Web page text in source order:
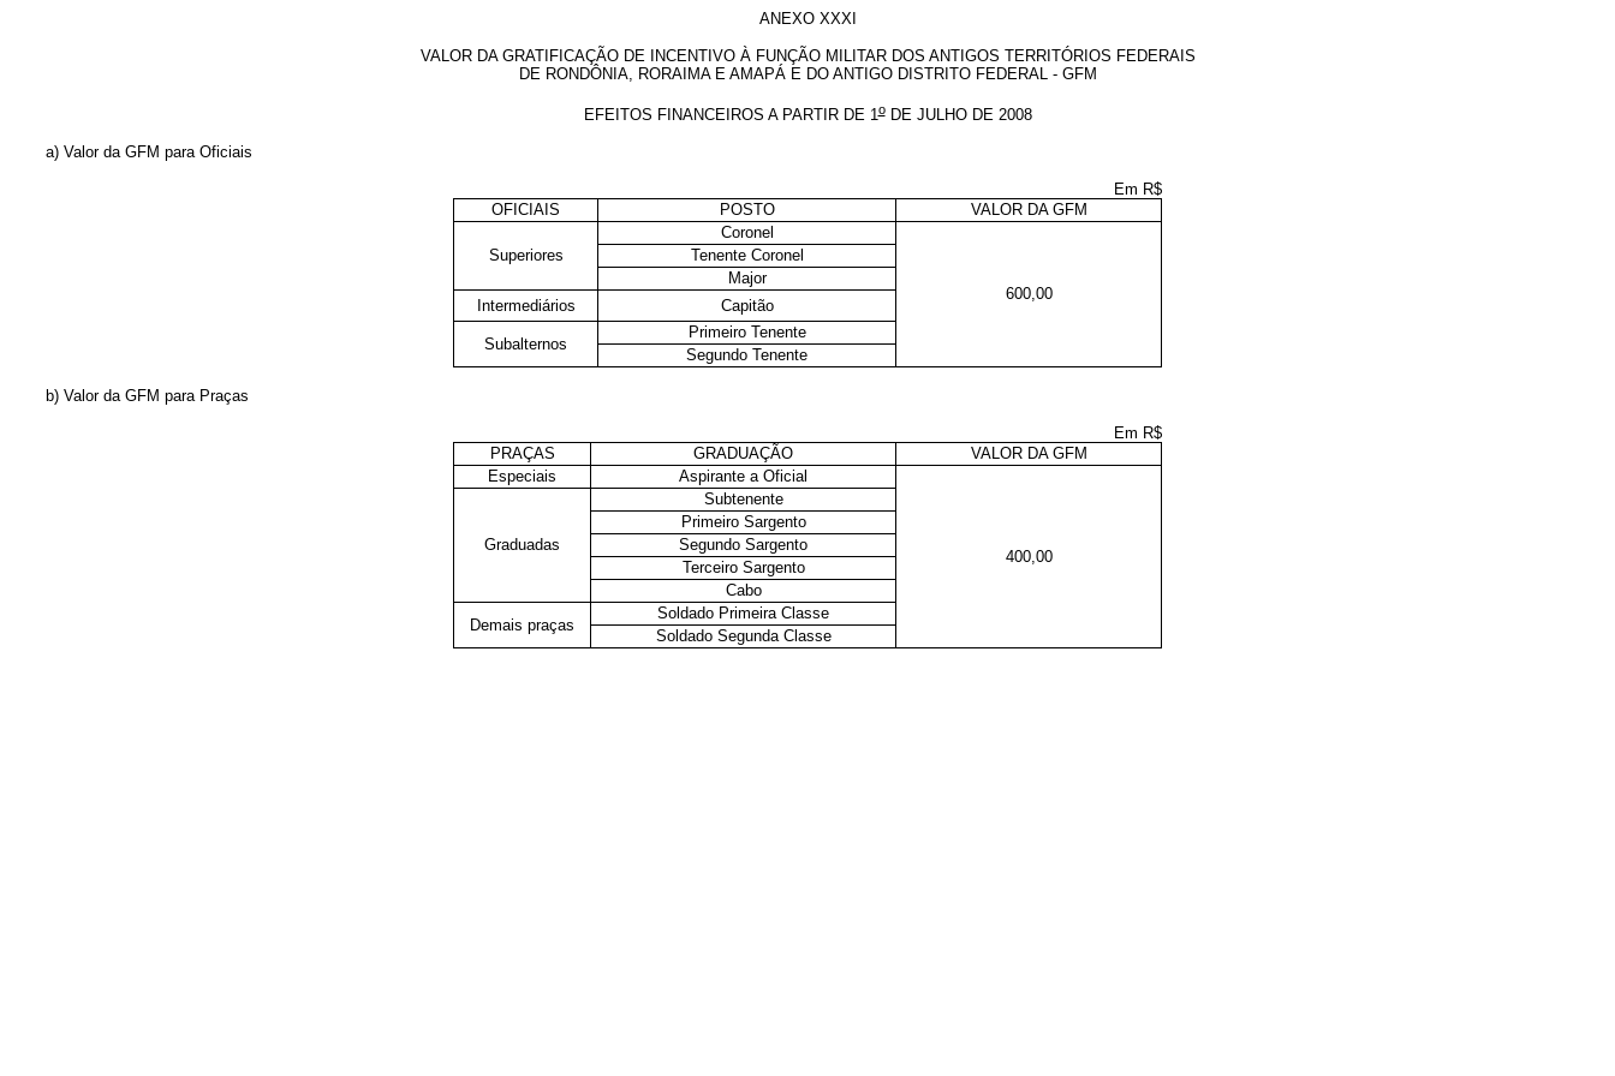
ANEXO XXXI
VALOR DA GRATIFICAÇÃO DE INCENTIVO À FUNÇÃO MILITAR DOS ANTIGOS TERRITÓRIOS FEDERAIS
DE RONDÔNIA, RORAIMA E AMAPÁ E DO ANTIGO DISTRITO FEDERAL - GFM
EFEITOS FINANCEIROS A PARTIR DE 1oDE JULHO DE 2008
a) Valor da GFM para Oficiais
Em R$
OFICIAIS
POSTO VALOR DA GFM
Superiores
Coronel
600,00
Tenente Coronel
Major
Intermediários
Capitão
Subalternos
Primeiro Tenente
Segundo Tenente
b) Valor da GFM para Praças
Em R$
PRAÇAS
GRADUAÇÃO
VALOR DA GFM
Especiais
Aspirante a Oficial
400,00
Graduadas
Subtenente
Primeiro Sargento
Segundo Sargento
Terceiro Sargento
Cabo
Demais praças
Soldado Primeira Classe
Soldado Segunda Classe